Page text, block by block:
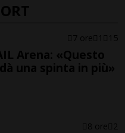
7 ore 1 15
Arena: «Questo
una spinta in più»
8 ore 2